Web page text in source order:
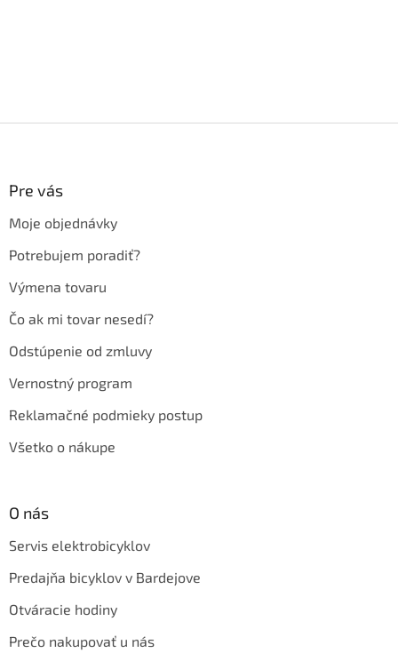
Pre vás
Moje objednávky
Potrebujem poradiť?
Výmena tovaru
Čo ak mi tovar nesedí?
Odstúpenie od zmluvy
Vernostný program
Reklamačné podmieky postup
Všetko o nákupe
O nás
Servis elektrobicyklov
Predajňa bicyklov v Bardejove
Otváracie hodiny
Prečo nakupovať u nás